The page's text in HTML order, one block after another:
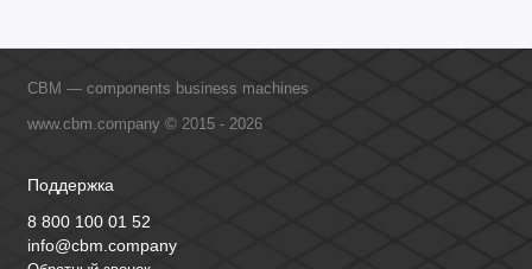
CBM — components business machines
www.cbm.company © 2015 - 2026
Поддержка
8 800 100 01 52
info@cbm.company